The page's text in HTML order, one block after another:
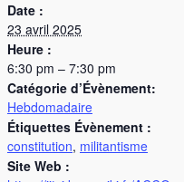
Date :
23 avril 2025
Heure :
6:30 pm – 7:30 pm
Catégorie d’Évènement:
Hebdomadaire
Étiquettes Évènement :
constitution, militantisme
Site Web :